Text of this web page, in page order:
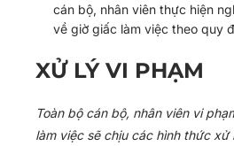
cán bộ, nhân viên thực hiện
về giờ giấc làm việc theo quy
XỬ LÝ VI PHẠM
Toàn bộ cán bộ, nhân viên vi
làm việc sẽ chịu các hình thức xử